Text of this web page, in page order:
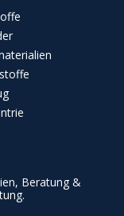
Beratung &